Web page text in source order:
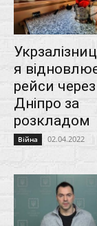
Укрзалізниц
я
рейси через
Дніпро за
розкладом
Війна 02.04.2022